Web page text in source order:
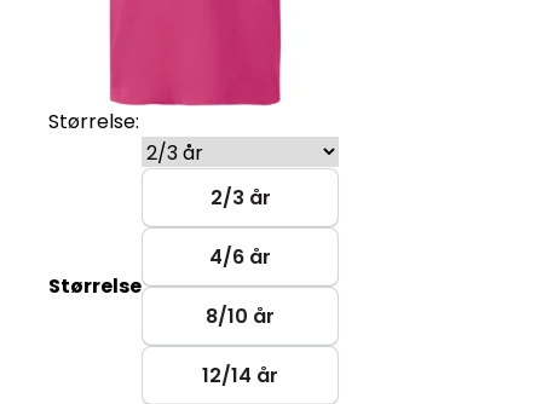
Størrelse:
Størrelse
2/3 år
4/6 år
8/10 år
12/14 år